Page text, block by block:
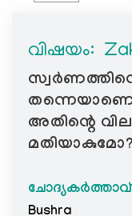
g
a
t
i
o
n
വിഷയം:
അതിന്റെ
മതിയാകുമോ?
ചോദ്യകർത്താവ്
Bushra